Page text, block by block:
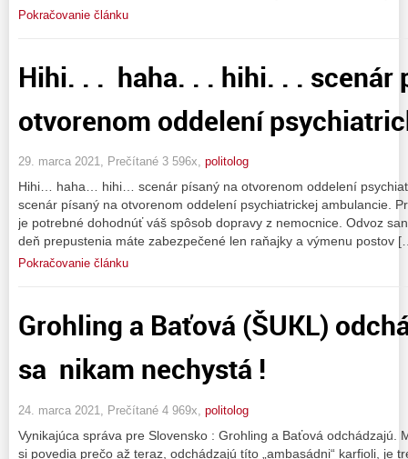
Pokračovanie článku
Hihi. . . haha. . . hihi. . . scenár
otvorenom oddelení
29. marca 2021, Prečítané 3 596x, politolog
Hihi… haha… hihi… scenár písaný na otvorenom oddelení
scenár písaný na otvorenom oddelení psychiatrickej ambulancie.
je potrebné dohodnúť váš spôsob dopravy z nemocnice. Odvoz
deň prepustenia máte zabezpečené len raňajky a výmenu postov
Pokračovanie článku
Grohling a Baťová (ŠUKL)
sa nikam nechystá !
24. marca 2021, Prečítané 4 969x, politolog
Vynikajúca správa pre Slovensko : Grohling a Baťová odchádzajú.
si povedia prečo až teraz, odchádzajú títo „ambasádni“ karfioli, je